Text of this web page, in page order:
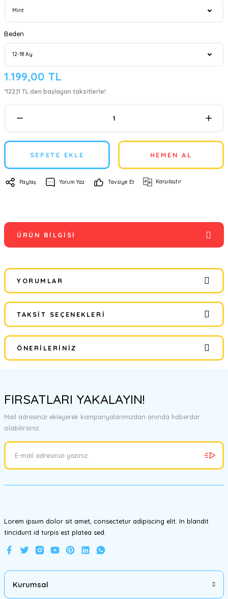
Beden
1.199,00 TL
*122,11 TL den başlayan taksitlerle!
SEPETE EKLE HEMEN AL
Paylaş Yorum Yaz Tavsiye Et Karşılaştır
ÜRÜN BILGISI
YORUMLAR
Bu ürüne ilk yorumu siz yapın!
Yorum Yaz
TAKSIT SEÇENEKLERI
ÖNERILERINIZ
tarafımıza iletebilirsiniz.
Görüş ve önerileriniz için teşekkür ederiz.
Ürün resmi kalitesiz, bozuk veya görüntülenemiyor.
Ürün bilgilerinde hatalar bulunuyor.
FIRSATLARI YAKALAYIN!
Mail adresinizi ekleyerek kampanyalarımızdan anında haberdar
olabilirsiniz.
Lorem ipsum dolor sit amet, consectetur adipiscing elit. In blandit
tincidunt id turpis est platea sed.
Kurumsal